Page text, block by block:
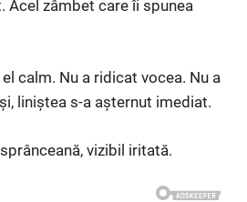
Acel zâmbet care îi spunea
el calm. Nu a ridicat vocea. Nu a
liniștea s-a așternut imediat.
vizibil iritată.